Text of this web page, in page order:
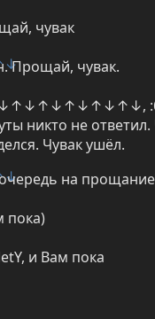
чувак
Прощай, чувак.
:бип:
никто не
Чувак ушёл.
на
пока)
и Вам пока